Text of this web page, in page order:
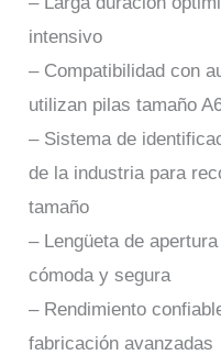
intensivo
– Compatibilidad con
utilizan pilas tamaño
– Sistema de
de la industria para
tamaño
– Lengüeta de
cómoda y segura
– Rendimiento
fabricación avanzadas